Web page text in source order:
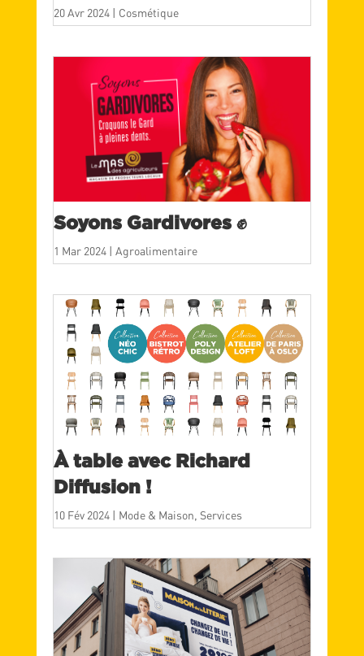
20 Avr 2024| Cosmétique
Soyons Gardivores ✊
1 Mar 2024| Agroalimentaire
À table avec Richard
Diffusion !
10 Fév 2024| Mode & Maison, Services